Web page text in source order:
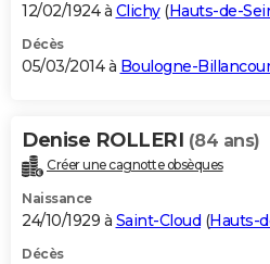
12/02/1924 à Clichy(Hauts-de-
Décès
05/03/2014 à Boulogne-
Denise ROLLERI (84 ans)
Créer une cagnotte obsèques
Naissance
24/10/1929 à Saint-Cloud (Hauts-
Décès